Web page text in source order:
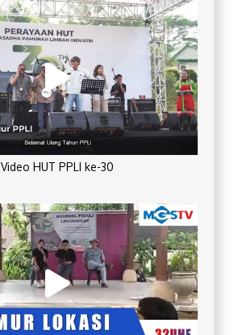
Video HUT PPLI ke-30